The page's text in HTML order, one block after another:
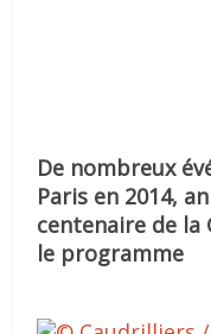
De nombreux
Paris en 2014,
centenaire de la
le programme